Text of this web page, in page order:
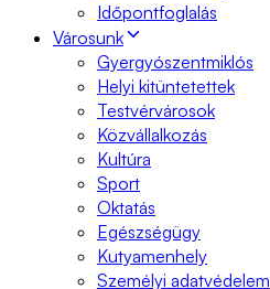
Időpontfoglalás
Városunk
Gyergyószentmiklós
Helyi kitüntetettek
Testvérvárosok
Közvállalkozás
Kultúra
Sport
Oktatás
Egészségügy
Kutyamenhely
Személyi adatvédelem